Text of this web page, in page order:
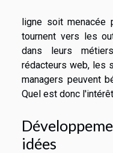
ligne soit menacée
tournent vers les
dans leurs
rédacteurs web, les
managers peuvent
Quel est donc
idées